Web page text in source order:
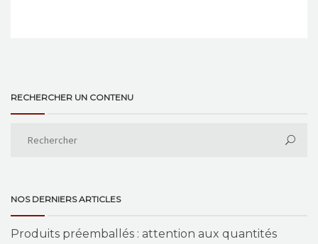
RECHERCHER UN CONTENU
NOS DERNIERS ARTICLES
Produits préemballés : attention aux quantités